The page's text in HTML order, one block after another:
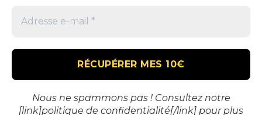
Nous ne spammons pas ! Consultez notre
[link]politique de confidentialité[/link] pour plus
RSS
À PROPOS MENTIONS LÉGALES CONTACT
🎁 VOUS AUSSI TENTEZ DE GAGNEZ GROS